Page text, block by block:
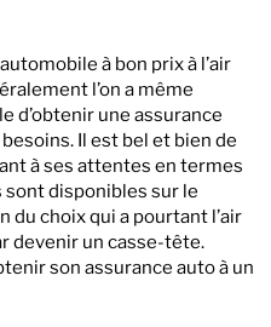
à bon prix à l’air
l’on a même
d’obtenir une assurance
Il est bel et bien de
à ses attentes en termes
disponibles sur le
du choix qui a pourtant l’air
devenir un casse-tête.
son assurance auto à un